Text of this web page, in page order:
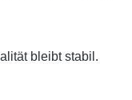
bleibt stabil.